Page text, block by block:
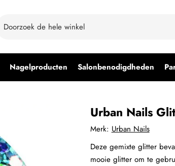
Nagelproducten Salonbenodigdheden
Urban Nails
Merk: Urban Nails
Deze gemixte glitter
mooie glitter om te